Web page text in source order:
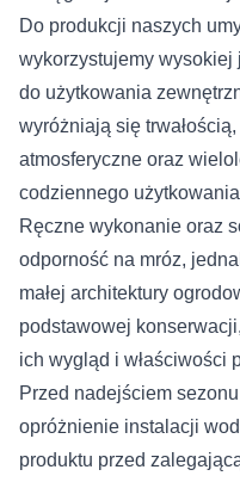
Do produkcji naszych
wykorzystujemy wysokiej
do użytkowania
wyróżniają się
atmosferyczne oraz
codziennego
Ręczne wykonanie oraz
odporność na mróz,
małej architektury
podstawowej
ich wygląd i właściwości
Przed nadejściem
opróżnienie instalacji
produktu przed